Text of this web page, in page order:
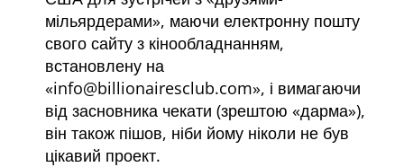
мільярдерами , маючи електронну пошту
свого сайту з кінообладнанням,
встановлену на
info@billionairesclub.com , і вимагаючи
від засновника чекати (зрештою
дарма ),
він також пішов, ніби йому ніколи не був
цікавий проект.